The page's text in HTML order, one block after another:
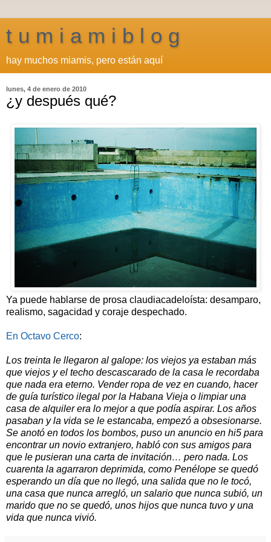
t u m i a m i b l o g
hay muchos miamis, pero están aquí
lunes, 4 de enero de 2010
¿y después qué?
Ya puede hablarse de prosa claudiacadeloísta: desamparo,
realismo, sagacidad y coraje despechado.
En Octavo Cerco:
Los treinta le llegaron al galope: los viejos ya estaban más
que viejos y el techo descascarado de la casa le recordaba
que nada era eterno. Vender ropa de vez en cuando, hacer
de guía turístico ilegal por la Habana Vieja o limpiar una
casa de alquiler era lo mejor a que podía aspirar. Los años
pasaban y la vida se le estancaba, empezó a obsesionarse.
Se anotó en todos los bombos, puso un anuncio en hi5 para
encontrar un novio extranjero, habló con sus amigos para
que le pusieran una carta de invitación… pero nada. Los
cuarenta la agarraron deprimida, como Penélope se quedó
esperando un día que no llegó, una salida que no le tocó,
una casa que nunca arregló, un salario que nunca subió, un
marido que no se quedó, unos hijos que nunca tuvo y una
vida que nunca vivió.